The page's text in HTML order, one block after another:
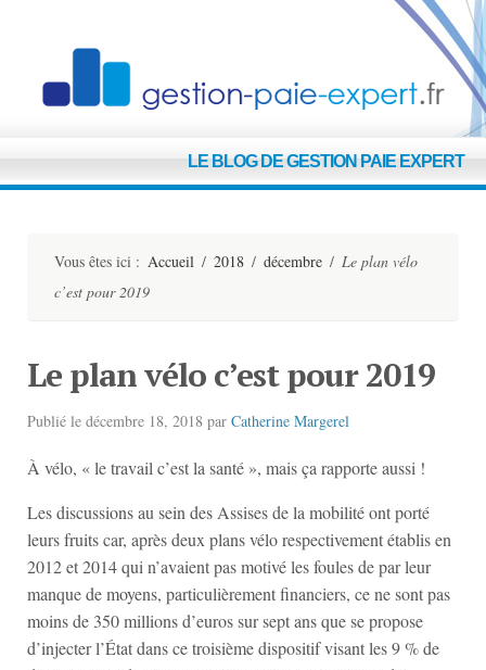
LE BLOG DE GESTION PAIE EXPERT
Vous êtes ici : Accueil / 2018 / décembre / Le plan vélo
c’est pour 2019
Le plan vélo c’est pour 2019
Publié le décembre 18, 2018 par Catherine Margerel
À vélo, « le travail c’est la santé », mais ça rapporte aussi !
Les discussions au sein des Assises de la mobilité ont porté
leurs fruits car, après deux plans vélo respectivement établis en
2012 et 2014 qui n’avaient pas motivé les foules de par leur
manque de moyens, particulièrement financiers, ce ne sont pas
moins de 350 millions d’euros sur sept ans que se propose
d’injecter l’État dans ce troisième dispositif visant les 9 % de